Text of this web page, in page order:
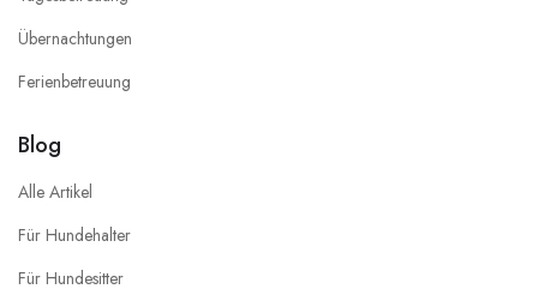
Übernachtungen
Ferienbetreuung
Blog
Alle Artikel
Für Hundehalter
Für Hundesitter